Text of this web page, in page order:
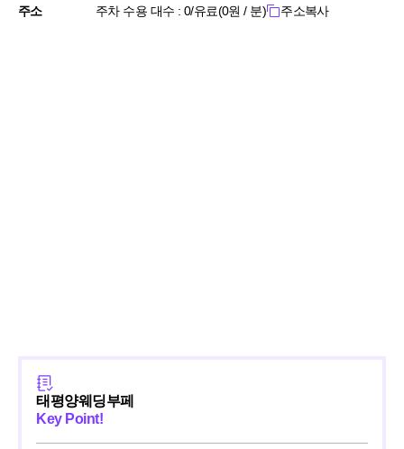
주소
주차 수용 대수 : 0/유료(0원 / 분) 주소복사
태평양웨딩부페
Key Point!